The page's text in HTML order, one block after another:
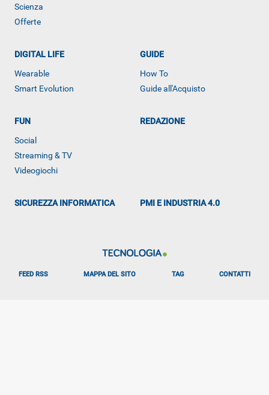
Scienza
Offerte
DIGITAL LIFE
Wearable
Smart Evolution
GUIDE
How To
Guide all'Acquisto
FUN
Social
Streaming & TV
Videogiochi
REDAZIONE
SICUREZZA INFORMATICA PMI E INDUSTRIA 4.0
FEED RSS MAPPA DEL SITO TAG CONTATTI